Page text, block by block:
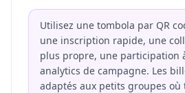
Utilisez une tombola par QR
une inscription rapide, une
plus propre, une participation
analytics de campagne. Les
adaptés aux petits groupes